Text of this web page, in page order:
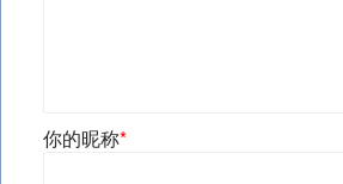
你的昵称*